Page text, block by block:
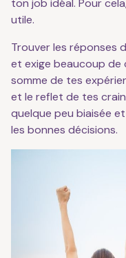
ton job idéal. Pour
utile.
Trouver les réponses
et exige beaucoup de
somme de tes
et le reflet de tes
quelque peu biaisée
les bonnes décisions.